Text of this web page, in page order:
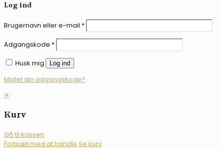
Log ind
Brugernavn eller e-mail *
Adgangskode *
Husk mig
Log ind
Mistet din adgangskode?
✕
Kurv
Gå til kassen
Fortsæt med at handle Se kurv